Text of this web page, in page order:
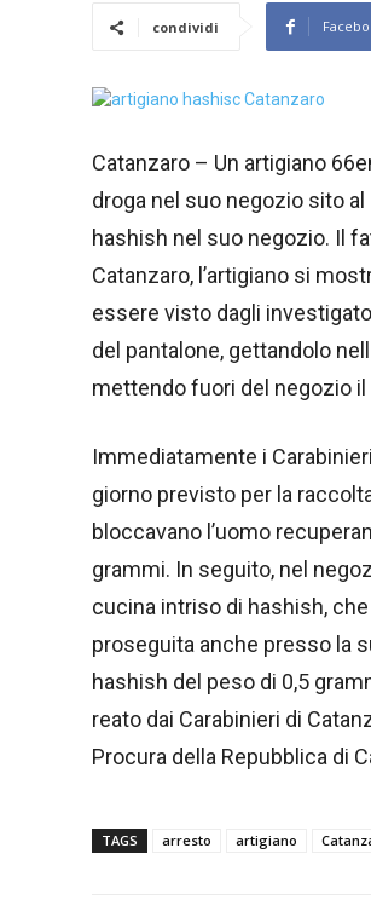
condividi
Catanzaro – Un artigiano
droga nel suo negozio sito
hashish nel suo negozio. Il
Catanzaro, l’artigiano si
essere visto dagli
del pantalone, gettandolo
mettendo fuori del negozio
Immediatamente i
giorno previsto per la
bloccavano l’uomo
grammi. In seguito, nel
cucina intriso di hashish,
proseguita anche presso la
hashish del peso di 0,5
reato dai Carabinieri di
Procura della Repubblica di
TAGS arresto artigiano